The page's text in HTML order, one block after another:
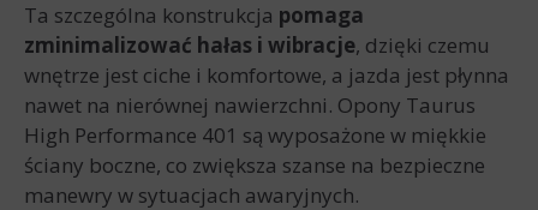
Ta szczególna konstrukcja pomaga
zminimalizować hałas i wibracje, dzięki czemu
wnętrze jest ciche i komfortowe, a jazda jest płynna
nawet na nierównej nawierzchni. Opony Taurus
High Performance 401 są wyposażone w miękkie
ściany boczne, co zwiększa szanse na bezpieczne
manewry w sytuacjach awaryjnych.